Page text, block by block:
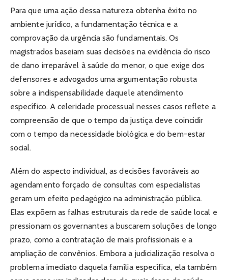
Para que uma ação dessa natureza obtenha êxito no
ambiente jurídico, a fundamentação técnica e a
comprovação da urgência são fundamentais. Os
magistrados baseiam suas decisões na evidência do risco
de dano irreparável à saúde do menor, o que exige dos
defensores e advogados uma argumentação robusta
sobre a indispensabilidade daquele atendimento
específico. A celeridade processual nesses casos reflete a
compreensão de que o tempo da justiça deve coincidir
com o tempo da necessidade biológica e do bem-estar
social.
Além do aspecto individual, as decisões favoráveis ao
agendamento forçado de consultas com especialistas
geram um efeito pedagógico na administração pública.
Elas expõem as falhas estruturais da rede de saúde local e
pressionam os governantes a buscarem soluções de longo
prazo, como a contratação de mais profissionais e a
ampliação de convênios. Embora a judicialização resolva o
problema imediato daquela família específica, ela também